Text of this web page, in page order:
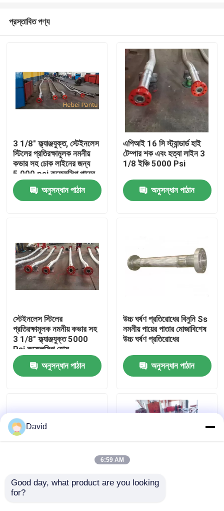
পণ্য
আমাদের সম্পর্কে
কারখানা ভ্রমণ
মান নিয়ন্ত্রণ
আমাদের সাথে যোগাযোগ করুন
খবর
সব ক্ষেত্রেই
প্রস্তাবিত পণ্য
3 1/8" ফ্ল্যাঞ্জযুক্ত, স্টেইনলেস
স্টিলের প্রতিরক্ষামূলক নমনীয়
কভার সহ চোক লাইনের জন্য
5,000 psi কফ্লেক্সিপ পায়ের
পাতার মোজাবিশেষ
অনুসন্ধান পাঠান
এপিআই 16 সি স্ট্যান্ডার্ড হাই
টেম্পার শক এবং হত্যা লাইন 3
1/8 ইঞ্চি 5000 Psi
অনুসন্ধান পাঠান
স্টেইনলেস স্টিলের
প্রতিরক্ষামূলক নমনীয় কভার সহ
3 1/8" ফ্ল্যাঞ্জযুক্ত 5000
Psi কফ্লেক্সিপ হোস
অনুসন্ধান পাঠান
উচ্চ ঘর্ষণ প্রতিরোধের বিনুনি Ss
নমনীয় পায়ের পাতার মোজাবিশেষ
উচ্চ ঘর্ষণ প্রতিরোধের
অনুসন্ধান পাঠান
3 1/8"-5000 psi উচ্চ চাপ
David
6:59 AM
Good day, what product are you looking
for?